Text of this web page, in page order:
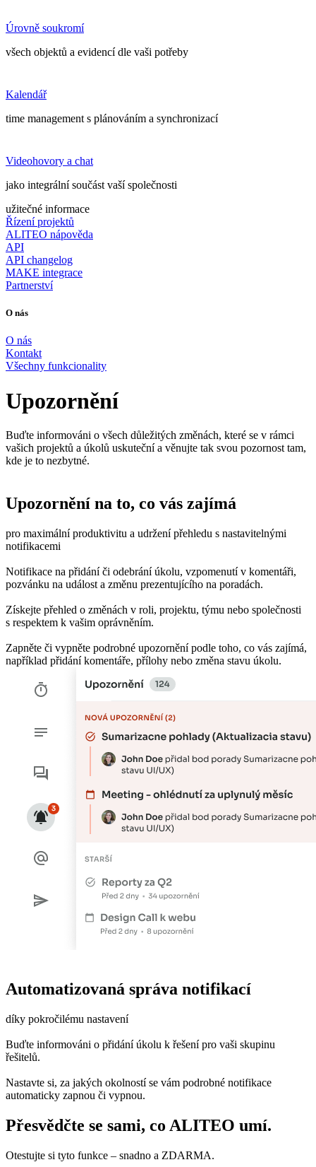
Úrovně soukromí
všech objektů a evidencí dle vaši potřeby
Kalendář
time management s plánováním a synchronizací
Videohovory a chat
jako integrální součást vaší společnosti
užitečné informace
Řízení projektů
ALITEO nápověda
API
API changelog
MAKE integrace
Partnerství
O nás
O nás
Kontakt
Všechny funkcionality
Upozornění
Buďte informováni o všech důležitých změnách, které se v rámci
vašich projektů a úkolů uskuteční a věnujte tak svou pozornost tam,
kde je to nezbytné.
Upozornění na to, co vás zajímá
pro maximální produktivitu a udržení přehledu s nastavitelnými
notifikacemi
Notifikace na přidání či odebrání úkolu, vzpomenutí v komentáři,
pozvánku na událost a změnu prezentujícího na poradách.
Získejte přehled o změnách v roli, projektu, týmu nebo společnosti
s respektem k vašim oprávněním.
Zapněte či vypněte podrobné upozornění podle toho, co vás zajímá,
například přidání komentáře, přílohy nebo změna stavu úkolu.
Automatizovaná správa notifikací
díky pokročilému nastavení
Buďte informováni o přidání úkolu k řešení pro vaši skupinu
řešitelů.
Nastavte si, za jakých okolností se vám podrobné notifikace
automaticky zapnou či vypnou.
Přesvědčte se sami, co ALITEO umí.
Otestujte si tyto funkce – snadno a ZDARMA.